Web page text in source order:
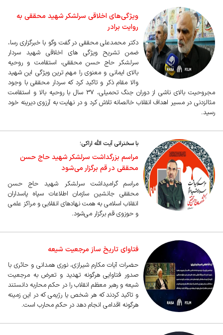
ویژگی‌های اخلاقی سرلشکر شهید محققی به
روایت برادر
دکتر محمدعلی محققی در گفت وگو با خبرگزاری رسا،
ضمن تشریح ویژگی های اخلاقی شهید سردار
سرلشکر حاج حسن محققی، استقامت و روحیه
بالای ایمانی و معنوی را مهم ترین ویژگی این شهید
والا مقام ذکر و تاکید کرد که سردار محققی با وجود
مجروحیت بالای ناشی از دوران جنگ تحمیلی، 37 سال با روحیه بالا و استقامت
مثالزدنی در مسیر اهداف انقلاب خالصانه تلاش کرد و در نهایت به آرزوی دیرینه خود
رسید.
با سخنرانی آیت الله اراکی؛
مراسم بزرگداشت سرلشکر شهید حاج حسن
محققی در قم برگزار می‌شود
مراسم گرامیداشت سرلشکر شهید حاج حسن
محققی جانشین سازمان اطلاعات سپاه پاسداران
انقلاب اسلامی به همت نهادهای انقلابی و مراکز علمی
و حوزوی قم برگزار می‌شود.
فتاوای تاریخ ساز مرجعیت شیعه
حضرات آیات مکارم شیرازی، نوری همدانی و حائری با
صدور فتاوایی هرگونه تهدید و تعرض به مرجعیت
شیعه و رهبر معظم انقلاب را در حکم محاربه دانستند
و تاکید کردند که هر شخص یا رژیمی که در این زمینه
هرگونه اقدامی انجام دهد در حکم محارب است.